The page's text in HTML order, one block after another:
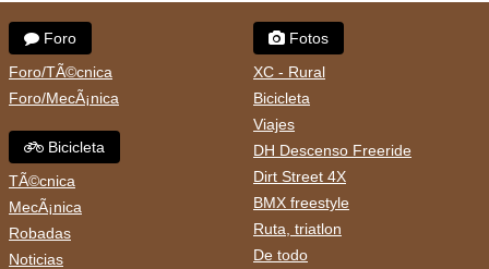
Foro
Foro/TÃ©cnica
Foro/MecÃ¡nica
Bicicleta
TÃ©cnica
MecÃ¡nica
Robadas
Noticias
Fotos
XC - Rural
Bicicleta
Viajes
DH Descenso Freeride
Dirt Street 4X
BMX freestyle
Ruta, triatlon
De todo